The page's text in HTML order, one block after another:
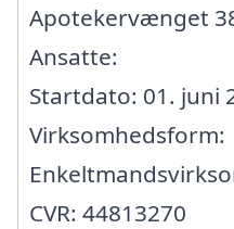
Apotekervænget
Ansatte:
Startdato: 01. juni
Virksomhedsform:
CVR: 44813270